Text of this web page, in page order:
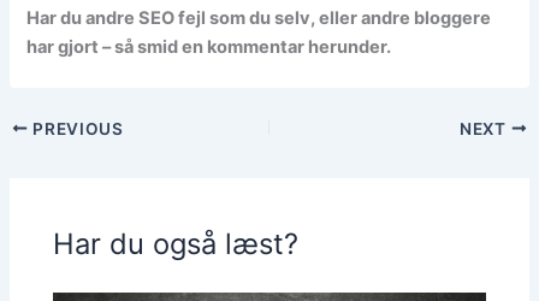
Har du andre SEO fejl som du selv, eller andre bloggere
har gjort – så smid en kommentar herunder.
PREVIOUS NEXT
Har du også læst?